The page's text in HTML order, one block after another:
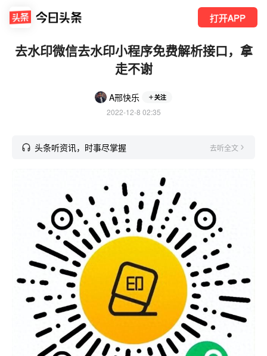
打开APP
去水印微信去水印小程序免费解析接口，拿
走不谢
A邢快乐 关注
2022-12-8 02:35
头条听资讯，时事尽掌握 去听全文